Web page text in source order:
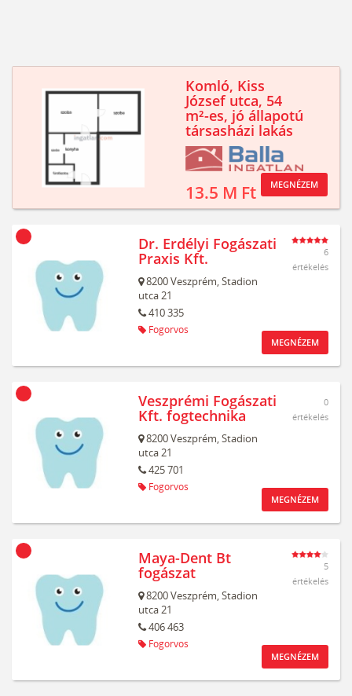
Komló, Kiss
József utca, 54
m²-es, jó állapotú
társasházi lakás
13.5 M Ft MEGNÉZEM
Dr. Erdélyi Fogászati
Praxis Kft.
8200Veszprém,Stadion
utca 21
410 335
Fogorvos
6
értékelés
MEGNÉZEM
Veszprémi Fogászati
Kft. fogtechnika
8200Veszprém,Stadion
utca 21
425 701
Fogorvos
0
értékelés
MEGNÉZEM
Maya-Dent Bt
fogászat
8200Veszprém,Stadion
utca 21
406 463
Fogorvos
5
értékelés
MEGNÉZEM